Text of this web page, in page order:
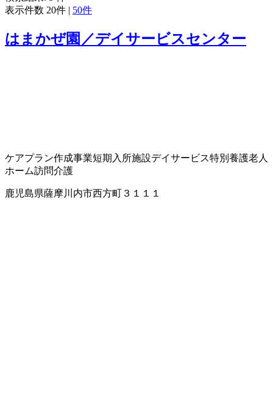
表示件数 20件 | 50件
はまかぜ園／デイサービスセンター
ケアプラン作成事業短期入所施設デイサービス特別養護老人
ホーム訪問介護
鹿児島県薩摩川内市西方町３１１１